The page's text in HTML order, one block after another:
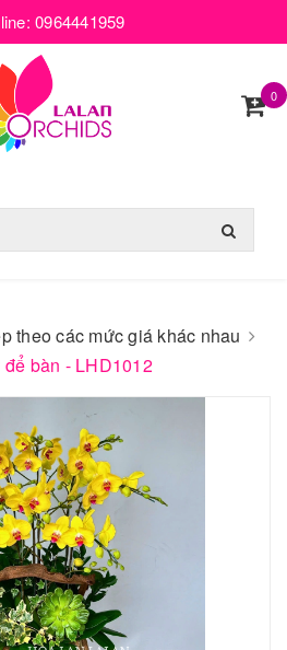
0964441959
0
theo các mức giá khác nhau
bàn - LHD1012